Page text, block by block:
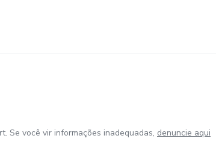
Se você vir informações inadequadas, denuncie aqui